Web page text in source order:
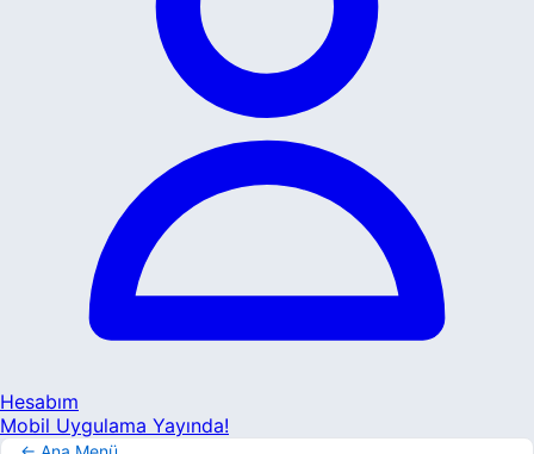
Hesabım
Mobil Uygulama Yayında!